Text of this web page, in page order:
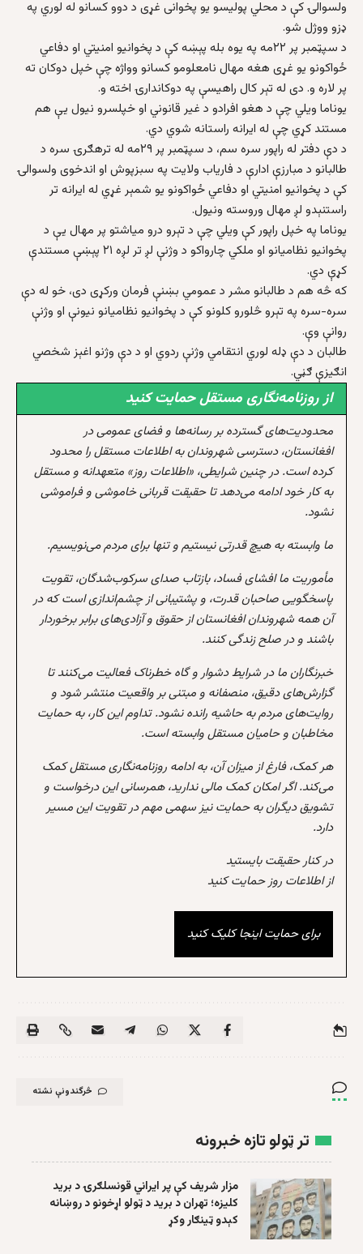
ولسوالۍ کې د محلي پولیسو یو پخوانی غړی د دوو کسانو له لوري په
ډزو ووژل شو.
د سپټمبر پر ۲۲مه په یوه بله پېښه کې د پخوانیو امنیتي او دفاعي
ځواکونو یو غړی هغه مهال نامعلومو کسانو وواژه چې خپل دوکان ته
پر لاره و. دی له تېر کال راهیسې په دوکاندارۍ اخته و.
یوناما ویلي چې د هغو افرادو د غیر قانوني او خپلسرو نیول یې هم
مستند کړي چې له ایرانه راستانه شوي دي.
د دې دفتر له راپور سره سم، د سپټمبر پر ۲۹مه له ترهګرۍ سره د
طالبانو د مبارزې ادارې د فاریاب ولایت په سبزپوش او اندخوی ولسوالۍ
کې د پخوانیو امنیتي او دفاعي ځواکونو یو شمېر غړي له ایرانه تر
راستنېدو لږ مهال وروسته ونیول.
یوناما په خپل راپور کې ویلي چې د تېرو درو میاشتو پر مهال یې د
پخوانیو نظامیانو او ملکي چارواکو د وژنې لږ تر لږه ۲۱ پېښې مستندې
کړې دي.
که څه هم د طالبانو مشر د عمومي بښنې فرمان ورکړی دی، خو له دې
سره-سره په تېرو څلورو کلونو کې د پخوانیو نظامیانو نیونې او وژنې
روانې وې.
طالبان د دې ډله لوري انتقامي وژنې ردوي او د دې وژنو اغېز شخصي
انګیزې ګڼي.
از روزنامه‌نگاری مستقل حمایت کنید
محدودیت‌های گسترده بر رسانه‌ها و فضای عمومی در
افغانستان، دسترسی شهروندان به اطلاعات مستقل را محدود
کرده است. در چنین شرایطی، «اطلاعات روز» متعهدانه و مستقل
به کار خود ادامه می‌دهد تا حقیقت قربانی خاموشی و فراموشی
نشود.
ما وابسته به هیچ قدرتی نیستیم و تنها برای مردم می‌نویسیم.
مأموریت ما افشای فساد، بازتاب صدای سرکوب‌شدگان، تقویت
پاسخگویی صاحبان قدرت، و پشتیبانی از چشم‌اندازی است که در
آن همه شهروندان افغانستان از حقوق و آزادی‌های برابر برخوردار
باشند و در صلح زندگی کنند.
خبرنگاران ما در شرایط دشوار و گاه خطرناک فعالیت می‌کنند تا
گزارش‌های دقیق، منصفانه و مبتنی بر واقعیت منتشر شود و
روایت‌های مردم به حاشیه رانده نشود. تداوم این کار، به حمایت
مخاطبان و حامیان مستقل وابسته است.
هر کمک، فارغ از میزان آن، به ادامه روزنامه‌نگاری مستقل کمک
می‌کند. اگر امکان کمک مالی ندارید، همرسانی این درخواست و
تشویق دیگران به حمایت نیز سهمی مهم در تقویت این مسیر
دارد.
در کنار حقیقت بایستید
از اطلاعات روز حمایت کنید
برای حمایت اینجا کلیک کنید
څرگندونې نشته
تر ټولو تازه خبرونه
مزار شریف کې پر ایراني قونسلګرۍ د برید
کلیزه؛ تهران د برید د ټولو اړخونو د روښانه
کېدو ټینګار وکړ